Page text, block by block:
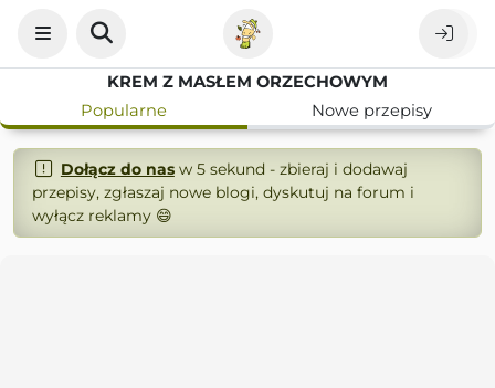
KREM Z MASŁEM ORZECHOWYM
Popularne
Nowe przepisy
Dołącz do nasw 5 sekund - zbieraj i dodawaj
przepisy, zgłaszaj nowe blogi, dyskutuj na forum i
wyłącz reklamy 😄